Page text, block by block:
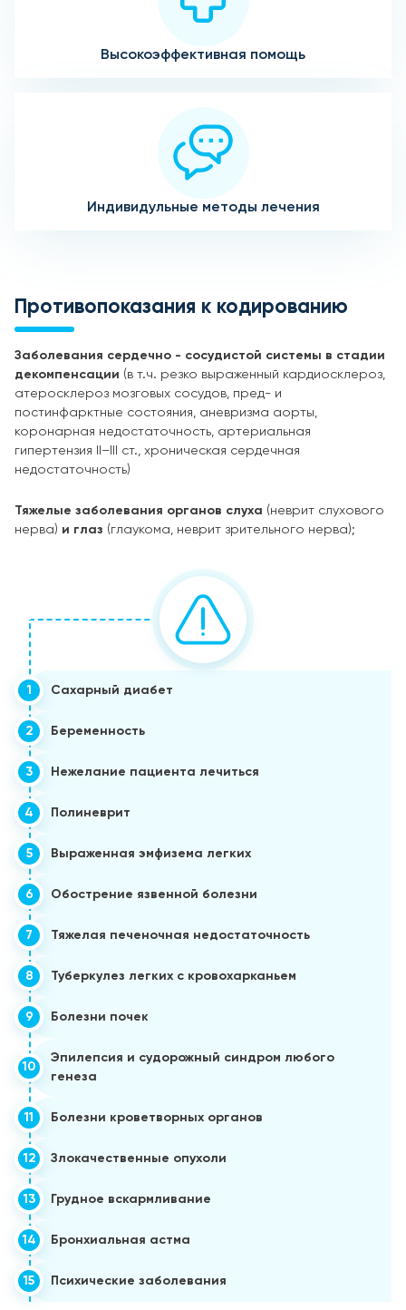
Высокоэффективная помощь
Индивидульные методы лечения
Противопоказания к кодированию
Заболевания сердечно - сосудистой системы в стадии
декомпенсации (в т.ч. резко выраженный кардиосклероз,
атеросклероз мозговых сосудов, пред- и
постинфарктные состояния, аневризма аорты,
коронарная недостаточность, артериальная
гипертензия II–III ст., хроническая сердечная
недостаточность)
Тяжелые заболевания органов слуха (неврит слухового
нерва) и глаз (глаукома, неврит зрительного нерва);
Сахарный диабет
1
Беременность
2
Нежелание пациента лечиться
3
Полиневрит
4
Выраженная эмфизема легких
5
Обострение язвенной болезни
6
Тяжелая печеночная недостаточность
7
Туберкулез легких с кровохарканьем
8
Болезни почек
9
Эпилепсия и судорожный синдром любого
генеза
10
Болезни кроветворных органов
11
Злокачественные опухоли
12
Грудное вскармливание
13
Бронхиальная астма
14
Психические заболевания
15